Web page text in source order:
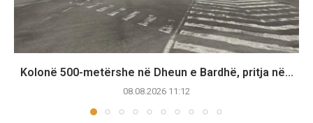
Kolonë 500-metërshe në Dheun e Bardhë, pritja në...
08.08.2026 11:12